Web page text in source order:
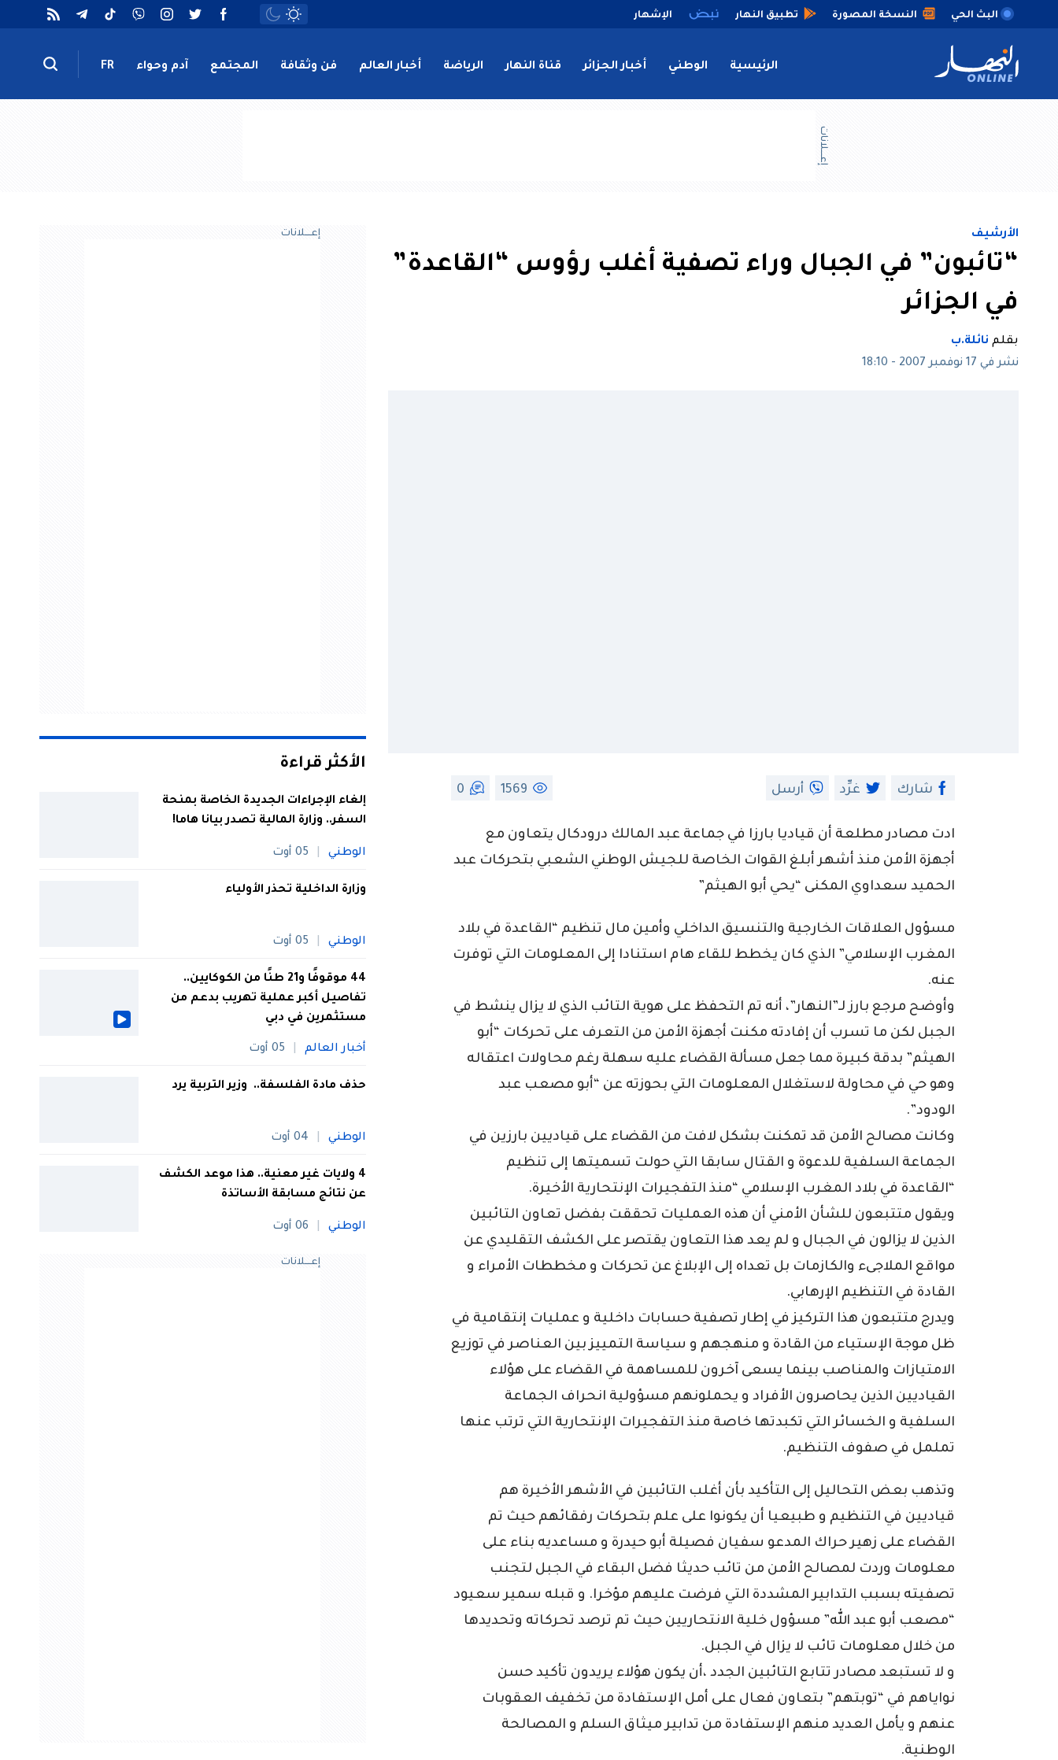
البث الحي النسخة المصورة تطبيق النهار الإشهار
الرئيسية الوطني أخبار الجزائر قناة النهار الرياضة أخبار العالم فن وثقافة المجتمع آدم وحواء FR
إعــــلانات
الأرشيف
“تائبون” في الجبال وراء تصفية أغلب رؤوس “القاعدة”
في الجزائر
بقلم نائلة.ب
نشر في 17 نوفمبر 2007 - 18:10
شارك غرِّد أرسل 1569
0
ادت مصادر مطلعة أن قياديا بارزا في جماعة عبد المالك درودكال يتعاون مع
أجهزة الأمن منذ أشهر أبلغ القوات الخاصة للجيش الوطني الشعبي بتحركات عبد
الحميد سعداوي المكنى “يحي أبو الهيثم”
مسؤول العلاقات الخارجية والتنسيق الداخلي وأمين مال تنظيم “القاعدة في بلاد
المغرب الإسلامي” الذي كان يخطط للقاء هام استنادا إلى المعلومات التي توفرت
عنه.
وأوضح مرجع بارز لـ”النهار”، أنه تم التحفظ على هوية التائب الذي لا يزال ينشط في
الجبل لكن ما تسرب أن إفادته مكنت أجهزة الأمن من التعرف على تحركات “أبو
الهيثم” بدقة كبيرة مما جعل مسألة القضاء عليه سهلة رغم محاولات اعتقاله
وهو حي في محاولة لاستغلال المعلومات التي بحوزته عن “أبو مصعب عبد
الودود”.
وكانت مصالح الأمن قد تمكنت بشكل لافت من القضاء على قياديين بارزين في
الجماعة السلفية للدعوة و القتال سابقا التي حولت تسميتها إلى تنظيم
“القاعدة في بلاد المغرب الإسلامي “منذ التفجيرات الإنتحارية الأخيرة.
ويقول متتبعون للشأن الأمني أن هذه العمليات تحققت بفضل تعاون التائبين
الذين لا يزالون في الجبال و لم يعد هذا التعاون يقتصر على الكشف التقليدي عن
مواقع الملاجىء والكازمات بل تعداه إلى الإبلاغ عن تحركات و مخططات الأمراء و
القادة في التنظيم الإرهابي.
ويدرج متتبعون هذا التركيز في إطار تصفية حسابات داخلية و عمليات إنتقامية في
ظل موجة الإستياء من القادة و منهجهم و سياسة التمييز بين العناصر في توزيع
الامتيازات والمناصب بينما يسعى آخرون للمساهمة في القضاء على هؤلاء
القياديين الذين يحاصرون الأفراد و يحملونهم مسؤولية انحراف الجماعة
السلفية و الخسائر التي تكبدتها خاصة منذ التفجيرات الإنتحارية التي ترتب عنها
تململ في صفوف التنظيم.
وتذهب بعض التحاليل إلى التأكيد بأن أغلب التائبين في الأشهر الأخيرة هم
قياديين في التنظيم و طبيعيا أن يكونوا على علم بتحركات رفقائهم حيث تم
القضاء على زهير حراك المدعو سفيان فصيلة أبو حيدرة و مساعديه بناء على
معلومات وردت لمصالح الأمن من تائب حديثا فضل البقاء في الجبل لتجنب
تصفيته بسبب التدابير المشددة التي فرضت عليهم مؤخرا. و قبله سمير سعيود
“مصعب أبو عبد الله” مسؤول خلية الانتحاريين حيث تم ترصد تحركاته وتحديدها
من خلال معلومات تائب لا يزال في الجبل.
و لا تستبعد مصادر تتابع التائبين الجدد ،أن يكون هؤلاء يريدون تأكيد حسن
نواياهم في “توبتهم” بتعاون فعال على أمل الإستفادة من تخفيف العقوبات
عنهم و يأمل العديد منهم الإستفادة من تدابير ميثاق السلم و المصالحة
الوطنية.
إعــــلانات
الأكثر قراءة
إلغاء الإجراءات الجديدة الخاصة بمنحة
السفر.. وزارة المالية تصدر بيانا هاما!
الوطني 05 أوت
وزارة الداخلية تحذر الأولياء
الوطني 05 أوت
44 موقوفًا و21 طنًا من الكوكايين..
تفاصيل أكبر عملية تهريب بدعم من
مستثمرين في دبي
أخبار العالم 05 أوت
حذف مادة الفلسفة.. وزير التربية يرد
الوطني 04 أوت
4 ولايات غير معنية.. هذا موعد الكشف
عن نتائج مسابقة الأساتذة
الوطني 06 أوت
إعــــلانات